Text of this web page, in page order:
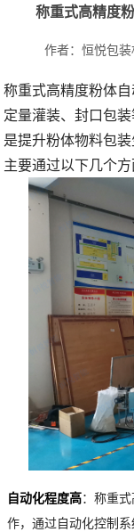
称重式高精度
作者：恒悦包装
称重式高精度粉体
定量灌装、封口包
是提升粉体物料包
主要通过以下几个方
自动化程度高：称重
作，通过自动化控制